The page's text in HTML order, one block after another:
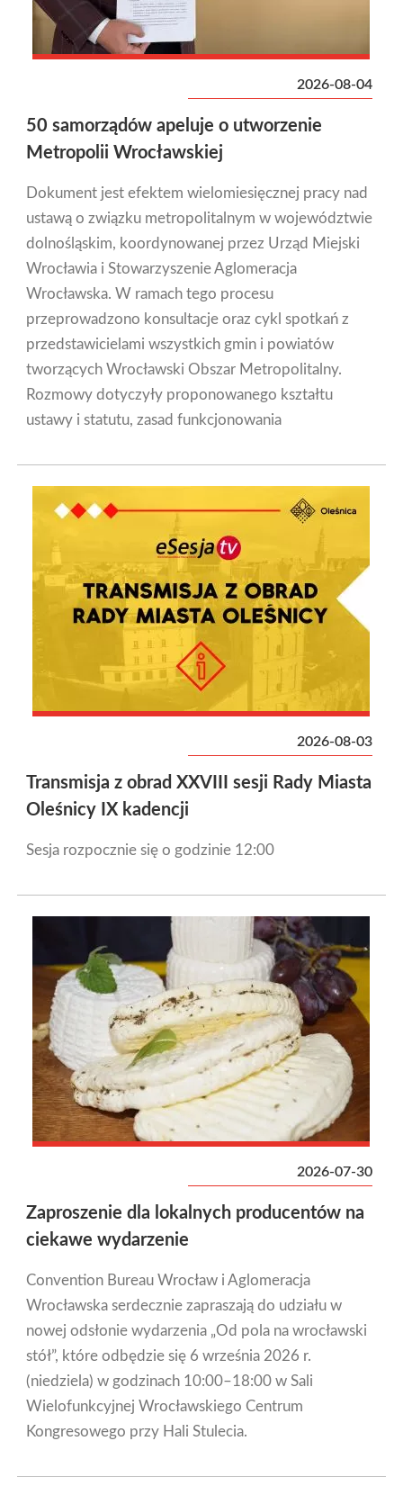
2026-08-04
50 samorządów apeluje o utworzenie
Metropolii Wrocławskiej
Dokument jest efektem wielomiesięcznej pracy nad
ustawą o związku metropolitalnym w województwie
dolnośląskim, koordynowanej przez Urząd Miejski
Wrocławia i Stowarzyszenie Aglomeracja
Wrocławska. W ramach tego procesu
przeprowadzono konsultacje oraz cykl spotkań z
przedstawicielami wszystkich gmin i powiatów
tworzących Wrocławski Obszar Metropolitalny.
Rozmowy dotyczyły proponowanego kształtu
ustawy i statutu, zasad funkcjonowania
2026-08-03
Transmisja z obrad XXVIII sesji Rady Miasta
Oleśnicy IX kadencji
Sesja rozpocznie się o godzinie 12:00
2026-07-30
Zaproszenie dla lokalnych producentów na
ciekawe wydarzenie
Convention Bureau Wrocław i Aglomeracja
Wrocławska serdecznie zapraszają do udziału w
nowej odsłonie wydarzenia „Od pola na wrocławski
stół”, które odbędzie się 6 września 2026 r.
(niedziela) w godzinach 10:00–18:00 w Sali
Wielofunkcyjnej Wrocławskiego Centrum
Kongresowego przy Hali Stulecia.